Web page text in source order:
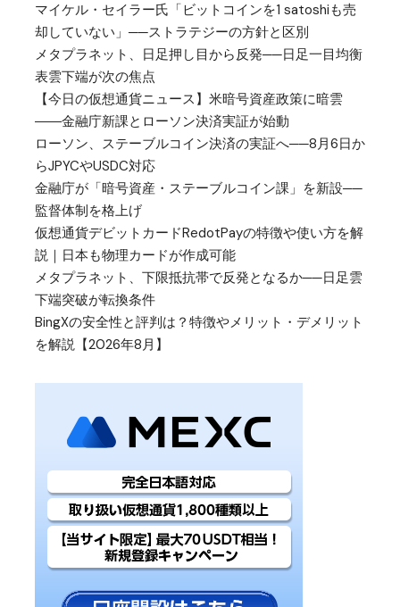
マイケル・セイラー氏「ビットコインを1 satoshiも売
却していない」──ストラテジーの方針と区別
メタプラネット、日足押し目から反発──日足一目均衡
表雲下端が次の焦点
【今日の仮想通貨ニュース】米暗号資産政策に暗雲
――金融庁新課とローソン決済実証が始動
ローソン、ステーブルコイン決済の実証へ──8月6日か
らJPYCやUSDC対応
金融庁が「暗号資産・ステーブルコイン課」を新設──
監督体制を格上げ
仮想通貨デビットカードRedotPayの特徴や使い方を解
説｜日本も物理カードが作成可能
メタプラネット、下限抵抗帯で反発となるか──日足雲
下端突破が転換条件
BingXの安全性と評判は？特徴やメリット・デメリット
を解説【2026年8月】